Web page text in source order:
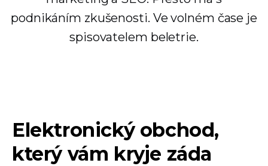
podnikáním zkušenosti. Ve volném čase je
spisovatelem beletrie.
Elektronický obchod,
který vám kryje záda